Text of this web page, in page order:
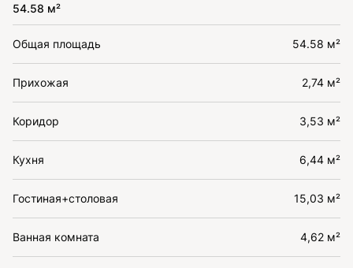
54.58 м²
Общая площадь 54.58 м²
Прихожая 2,74 м²
Коридор 3,53 м²
Кухня 6,44 м²
Гостиная+столовая 15,03 м²
Ванная комната 4,62 м²